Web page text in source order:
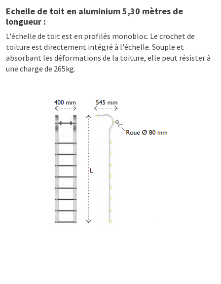
Echelle de toit en aluminium 5,30 mètres de
longueur :
L'échelle de toit est en profilés monobloc. Le crochet de
toiture est directement intégré à l'échelle. Souple et
absorbant les déformations de la toiture, elle peut résister à
une charge de 265kg.